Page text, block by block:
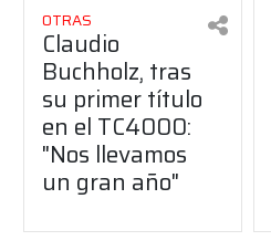
OTRAS
Claudio
Buchholz, tras
su primer título
en el TC4000:
"Nos llevamos
un gran año"